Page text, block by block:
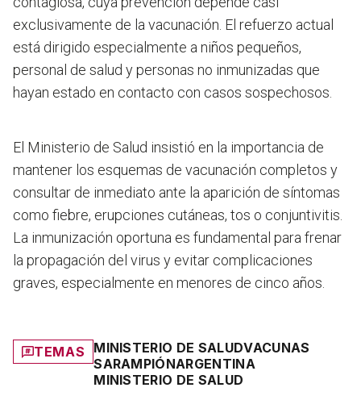
exclusivamente de la vacunación. El refuerzo actual
está dirigido especialmente a niños pequeños,
personal de salud y personas no inmunizadas que
hayan estado en contacto con casos sospechosos.
El Ministerio de Salud insistió en la importancia de
mantener los esquemas de vacunación completos y
consultar de inmediato ante la aparición de síntomas
como fiebre, erupciones cutáneas, tos o conjuntivitis.
La inmunización oportuna es fundamental para frenar
la propagación del virus y evitar complicaciones
graves, especialmente en menores de cinco años.
TEMAS MINISTERIO DE SALUDVACUNAS
SARAMPIÓNARGENTINA
MINISTERIO DE SALUD